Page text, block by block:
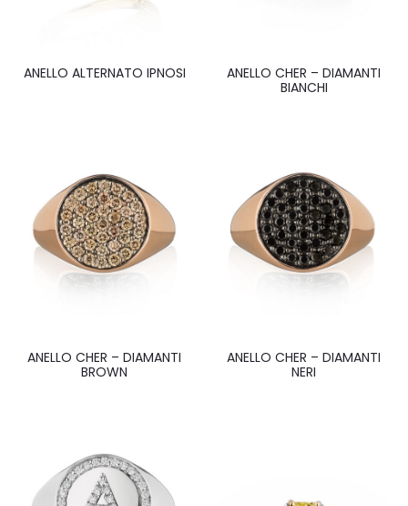
ANELLO ALTERNATO IPNOSI
ANELLO CHER – DIAMANTI
BIANCHI
ANELLO CHER – DIAMANTI
BROWN
ANELLO CHER – DIAMANTI
NERI